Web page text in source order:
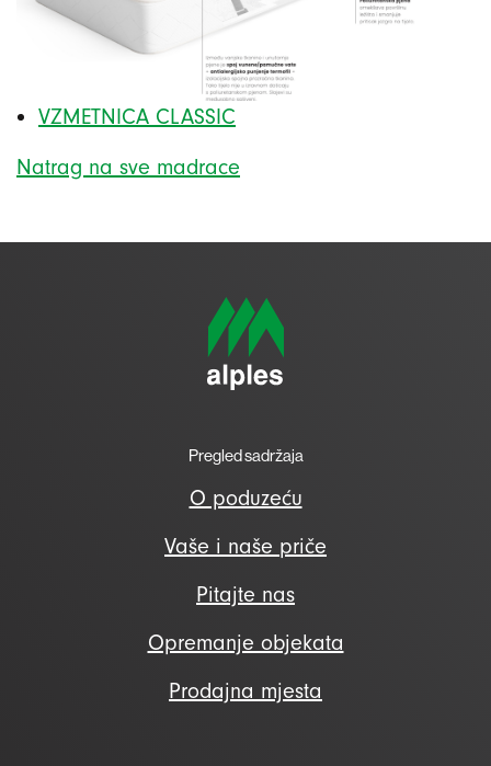
VZMETNICA CLASSIC
Natrag na sve madrace
Pregled sadržaja
O poduzeću
Vaše i naše priče
Pitajte nas
Opremanje objekata
Prodajna mjesta